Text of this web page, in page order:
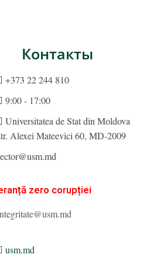
Контакты
+373 22 244 810
9:00 - 17:00
Universitatea de Stat din Moldova
Alexei Mateevici 60, MD-2009
zero corupției
usm.md